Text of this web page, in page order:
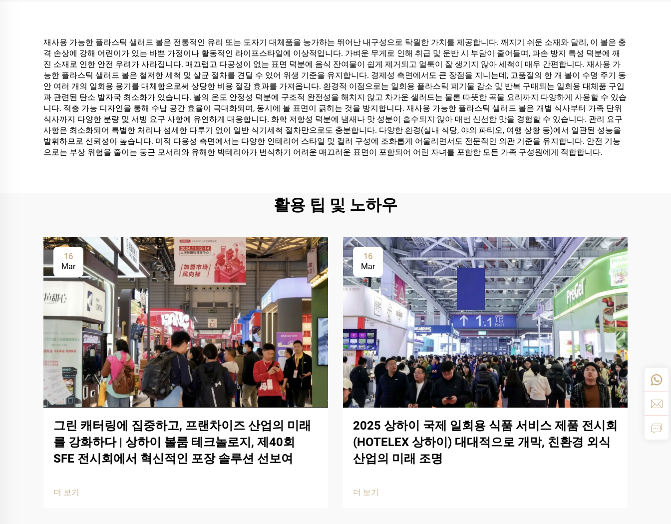
재사용 가능한 플라스틱 샐러드 볼은 전통적인 유리 또는 도자기 대체품을 능가하는 뛰어난 내구성으로 탁월한 가치를 제공합니다. 깨지기 쉬운 소재와 달리, 이 볼은 충
격 손상에 강해 어린이가 있는 바쁜 가정이나 활동적인 라이프스타일에 이상적입니다. 가벼운 무게로 인해 취급 및 운반 시 부담이 줄어들며, 파손 방지 특성 덕분에 깨
진 소재로 인한 안전 우려가 사라집니다. 매끄럽고 다공성이 없는 표면 덕분에 음식 잔여물이 쉽게 제거되고 얼룩이 잘 생기지 않아 세척이 매우 간편합니다. 재사용 가
능한 플라스틱 샐러드 볼은 철저한 세척 및 살균 절차를 견딜 수 있어 위생 기준을 유지합니다. 경제성 측면에서도 큰 장점을 지니는데, 고품질의 한 개 볼이 수명 주기 동
안 여러 개의 일회용 용기를 대체함으로써 상당한 비용 절감 효과를 가져옵니다. 환경적 이점으로는 일회용 플라스틱 폐기물 감소 및 반복 구매되는 일회용 대체품 구입
과 관련된 탄소 발자국 최소화가 있습니다. 볼의 온도 안정성 덕분에 구조적 완전성을 해치지 않고 차가운 샐러드는 물론 따뜻한 곡물 요리까지 다양하게 사용할 수 있습
니다. 적층 가능 디자인을 통해 수납 공간 효율이 극대화되며, 동시에 볼 표면이 긁히는 것을 방지합니다. 재사용 가능한 플라스틱 샐러드 볼은 개별 식사부터 가족 단위
식사까지 다양한 분량 및 서빙 요구 사항에 유연하게 대응합니다. 화학 저항성 덕분에 냄새나 맛 성분이 흡수되지 않아 매번 신선한 맛을 경험할 수 있습니다. 관리 요구
사항은 최소화되어 특별한 처리나 섬세한 다루기 없이 일반 식기세척 절차만으로도 충분합니다. 다양한 환경(실내 식당, 야외 파티오, 여행 상황 등)에서 일관된 성능을
발휘하므로 신뢰성이 높습니다. 미적 다용성 측면에서는 다양한 인테리어 스타일 및 컬러 구성에 조화롭게 어울리면서도 전문적인 외관 기준을 유지합니다. 안전 기능
으로는 부상 위험을 줄이는 둥근 모서리와 유해한 박테리아가 번식하기 어려운 매끄러운 표면이 포함되어 어린 자녀를 포함한 모든 가족 구성원에게 적합합니다.
활용 팁 및 노하우
16
Mar
그린 캐터링에 집중하고, 프랜차이즈 산업의 미래
를 강화하다 | 상하이 볼룸 테크놀로지, 제40회
SFE 전시회에서 혁신적인 포장 솔루션 선보여
더 보기
16
Mar
2025 상하이 국제 일회용 식품 서비스 제품 전시회
(HOTELEX 상하이) 대대적으로 개막, 친환경 외식
산업의 미래 조명
더 보기